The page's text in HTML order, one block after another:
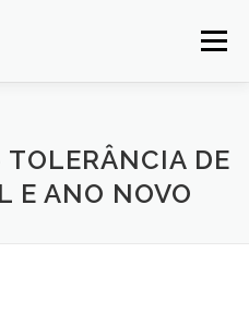
Menu
MAPA
DE
E ANO NOVO